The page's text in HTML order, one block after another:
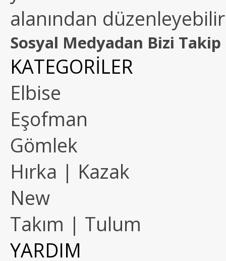
alanından
Sosyal Medyadan Bizi Takip
KATEGORİLER
Elbise
Eşofman
Gömlek
Hırka | Kazak
New
Takım | Tulum
YARDIM